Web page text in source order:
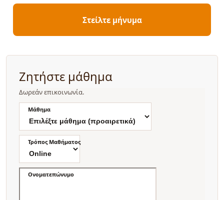
Στείλτε μήνυμα
Ζητήστε μάθημα
Δωρεάν επικοινωνία.
Μάθημα
Τρόπος Μαθήματος
Ονοματεπώνυμο